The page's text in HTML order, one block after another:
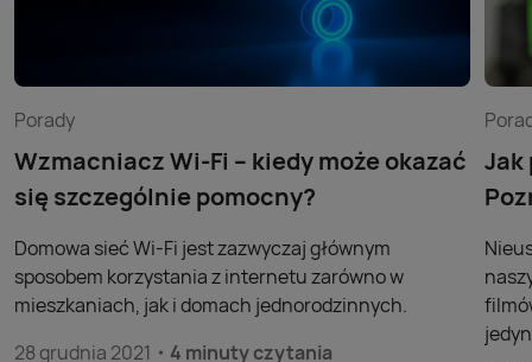
Porady
Wzmacniacz Wi-Fi – kiedy może okazać
się szczególnie pomocny?
Domowa sieć Wi-Fi jest zazwyczaj głównym
sposobem korzystania z internetu zarówno w
mieszkaniach, jak i domach jednorodzinnych.
28 grudnia 2021
4 minuty czytania
Jak